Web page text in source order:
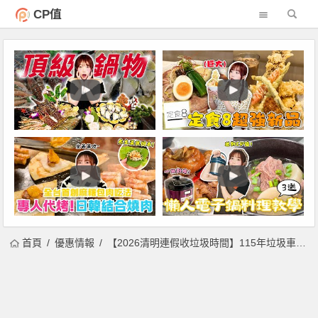
CP值
首頁 優惠情報 【2026清明連假收垃圾時間】115年垃圾車清運/收運/定時定點一次看！